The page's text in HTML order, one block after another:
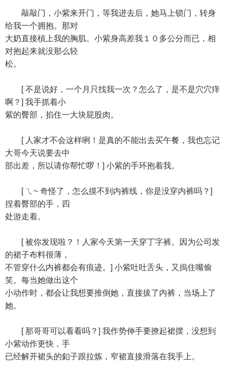
敲敲门，小紫来开门，等我进去后，她马上锁门，转身
给我一个拥抱。那对
大奶直接槓上我的胸肌。小紫身高差我１０多公分而已，相
对抱起来就没那么轻
松。
[ 不是说好，一个月只找我一次？怎么了，是不是穴穴痒
啊？] 我手抓着小
紫的臀部，掐住一大块屁股肉。
[ 人家才不会这样咧！是真的不能出去买午餐，我也忘记
大哥今天说要去中
部出差，所以请你帮忙啰！] 小紫的手环抱着我。
[ ㄟ~ 奇怪了，怎么摸不到内裤线，你是没穿内裤吗？]
捏着臀部的手，四
处游走着。
[ 被你发现啦？！人家今天第一天穿丁字裤。因为公司发
的裙子布料很薄，
不管穿什么内裤都会有痕迹。] 小紫吐吐舌头，又摀住嘴偷
笑。每当她做出这个
小动作时，都会让我想要推倒她，直接拔了内裤，当场上了
她。
[ 那哥哥可以看看吗？] 我作势伸手要撩起裙摆，没想到
小紫动作更快，手
已经解开裙头的釦子跟拉炼，窄裙直接滑落在我手上。